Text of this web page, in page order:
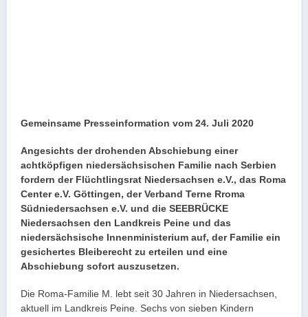
Gemeinsame Presseinformation vom 24. Juli 2020
Angesichts der drohenden Abschiebung einer
achtköpfigen niedersächsischen Familie nach Serbien
fordern der Flüchtlingsrat Niedersachsen e.V., das Roma
Center e.V. Göttingen, der Verband Terne Rroma
Südniedersachsen e.V. und die SEEBRÜCKE
Niedersachsen den Landkreis Peine und das
niedersächsische Innenministerium auf, der Familie ein
gesichertes Bleiberecht zu erteilen und eine
Abschiebung sofort auszusetzen.
Die Roma-Familie M. lebt seit 30 Jahren in Niedersachsen,
aktuell im Landkreis Peine. Sechs von sieben Kindern